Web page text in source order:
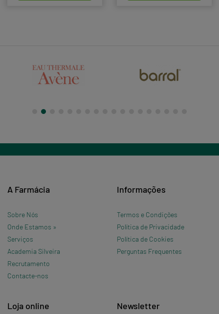
A Farmácia
Sobre Nós
Onde Estamos »
Serviços
Academia Silveira
Recrutamento
Contacte-nos
Informações
Termos e Condições
Política de Privacidade
Política de Cookies
Perguntas Frequentes
Loja online Newsletter